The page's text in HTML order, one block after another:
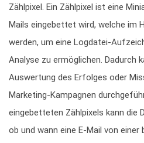
Zählpixel. Ein Zählpixel ist eine
Mails eingebettet wird, welche im
werden, um eine Logdatei-
Analyse zu ermöglichen. Dadurch
Auswertung des Erfolges oder
Marketing-Kampagnen
eingebetteten Zählpixels kann die
ob und wann eine E-Mail von